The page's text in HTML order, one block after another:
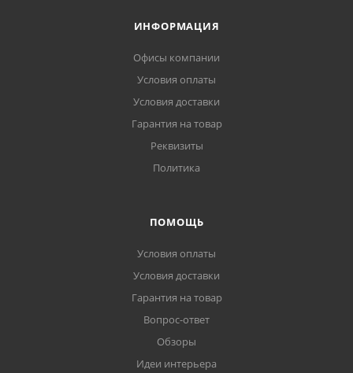
ИНФОРМАЦИЯ
Офисы компании
Условия оплаты
Условия доставки
Гарантия на товар
Реквизиты
Политика
ПОМОЩЬ
Условия оплаты
Условия доставки
Гарантия на товар
Вопрос-ответ
Обзоры
Идеи интерьера